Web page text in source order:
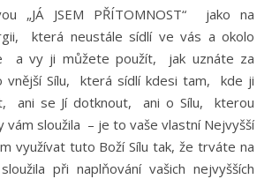
která neustále sídlí ve vás a okolo
a vy ji můžete použít, jak uznáte za
vnější Sílu, která sídlí kdesi tam, kde ji
ani se Jí dotknout, ani o Sílu, kterou
vám sloužila – je to vaše vlastní Nejvyšší
využívat tuto Boží Sílu tak, že trváte na
při naplňování vašich nejvyšších